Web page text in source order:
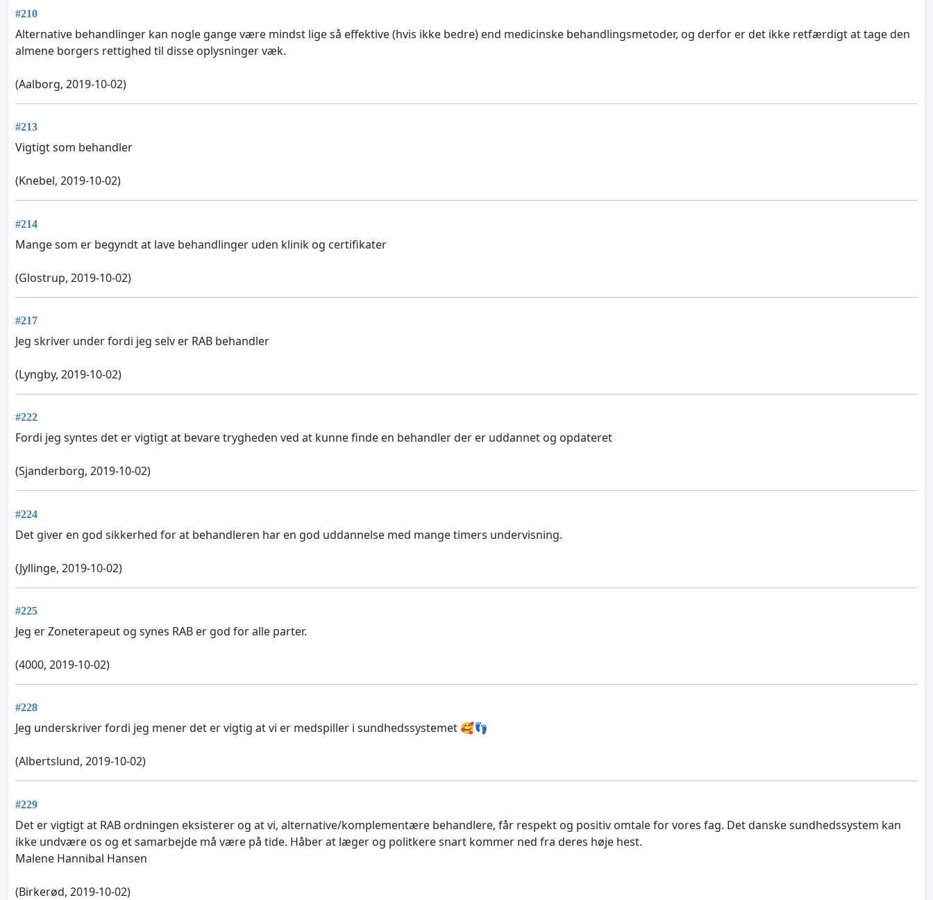
#210
Alternative behandlinger kan nogle gange være mindst lige så effektive (hvis ikke bedre) end medicinske behandlingsmetoder, og derfor er det ikke retfærdigt at tage den
almene borgers rettighed til disse oplysninger væk.
(Aalborg, 2019-10-02)
#213
Vigtigt som behandler
(Knebel, 2019-10-02)
#214
Mange som er begyndt at lave behandlinger uden klinik og certifikater
(Glostrup, 2019-10-02)
#217
Jeg skriver under fordi jeg selv er RAB behandler
(Lyngby, 2019-10-02)
#222
Fordi jeg syntes det er vigtigt at bevare trygheden ved at kunne finde en behandler der er uddannet og opdateret
(Sjanderborg, 2019-10-02)
#224
Det giver en god sikkerhed for at behandleren har en god uddannelse med mange timers undervisning.
(Jyllinge, 2019-10-02)
#225
Jeg er Zoneterapeut og synes RAB er god for alle parter.
(4000, 2019-10-02)
#228
Jeg underskriver fordi jeg mener det er vigtig at vi er medspiller i sundhedssystemet 🥰👣
(Albertslund, 2019-10-02)
#229
Det er vigtigt at RAB ordningen eksisterer og at vi, alternative/komplementære behandlere, får respekt og positiv omtale for vores fag. Det danske sundhedssystem kan
ikke undvære os og et samarbejde må være på tide. Håber at læger og politkere snart kommer ned fra deres høje hest.
Malene Hannibal Hansen
(Birkerød, 2019-10-02)